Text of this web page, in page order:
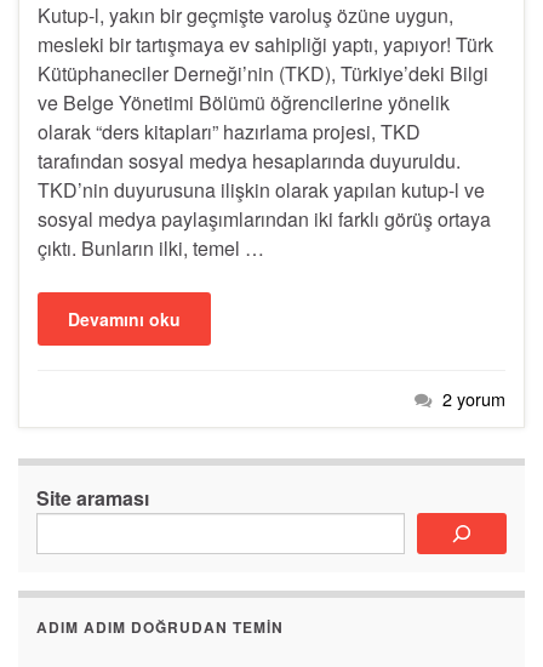
Kutup-l, yakın bir geçmişte varoluş özüne uygun,
mesleki bir tartışmaya ev sahipliği yaptı, yapıyor! Türk
Kütüphaneciler Derneği’nin (TKD), Türkiye’deki Bilgi
ve Belge Yönetimi Bölümü öğrencilerine yönelik
olarak “ders kitapları” hazırlama projesi, TKD
tarafından sosyal medya hesaplarında duyuruldu.
TKD’nin duyurusuna ilişkin olarak yapılan kutup-l ve
sosyal medya paylaşımlarından iki farklı görüş ortaya
çıktı. Bunların ilki, temel …
Devamını oku
2 yorum
Site araması
ADIM ADIM DOĞRUDAN TEMIN